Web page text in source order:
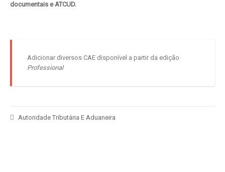
documentais e ATCUD.
Adicionar diversos CAE disponível a partir da edição
Professional
Autoridade Tributária E Aduaneira